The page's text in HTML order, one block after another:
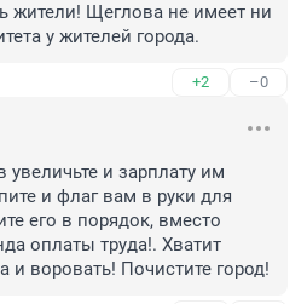
жители! Щеглова не имеет ни
у жителей города.
+2 –0
и зарплату им
и флаг вам в руки для
его в порядок, вместо
оплаты труда!. Хватит
и воровать! Почистите город!